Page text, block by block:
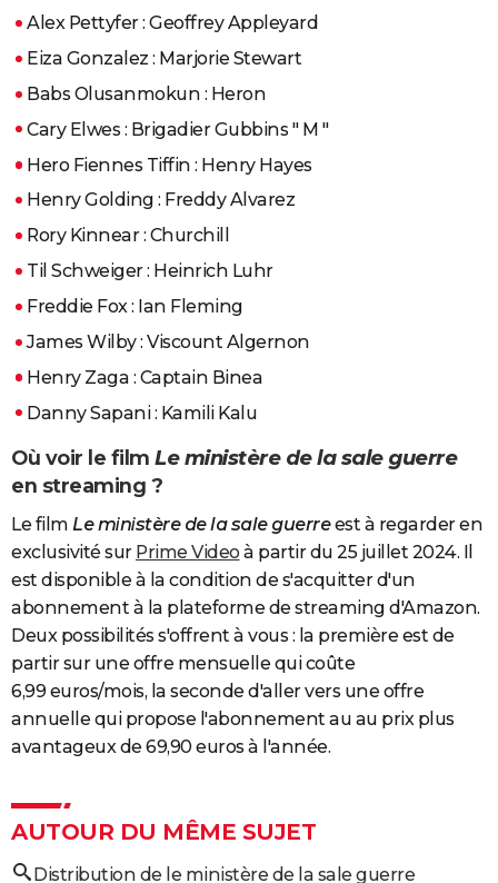
Alex Pettyfer : Geoffrey Appleyard
Eiza Gonzalez : Marjorie Stewart
Babs Olusanmokun : Heron
Cary Elwes : Brigadier Gubbins " M "
Hero Fiennes Tiffin : Henry Hayes
Henry Golding : Freddy Alvarez
Rory Kinnear : Churchill
Til Schweiger : Heinrich Luhr
Freddie Fox : Ian Fleming
James Wilby : Viscount Algernon
Henry Zaga : Captain Binea
Danny Sapani : Kamili Kalu
Où voir le film Le ministère de la sale guerre
en streaming ?
Le film Le ministère de la sale guerreest à regarder en
exclusivité sur Prime Video à partir du 25 juillet 2024. Il
est disponible à la condition de s'acquitter d'un
abonnement à la plateforme de streaming d'Amazon.
Deux possibilités s'offrent à vous : la première est de
partir sur une offre mensuelle qui coûte
6,99 euros/mois, la seconde d'aller vers une offre
annuelle qui propose l'abonnement au au prix plus
avantageux de 69,90 euros à l'année.
AUTOUR DU MÊME SUJET
Distribution de le ministère de la sale guerre